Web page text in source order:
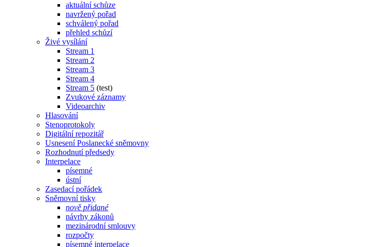
aktuální schůze
navržený pořad
schválený pořad
přehled schůzí
Živé vysílání
Stream 1
Stream 2
Stream 3
Stream 4
Stream 5 (test)
Zvukové záznamy
Videoarchiv
Hlasování
Stenoprotokoly
Digitální repozitář
Usnesení Poslanecké sněmovny
Rozhodnutí předsedy
Interpelace
písemné
ústní
Zasedací pořádek
Sněmovní tisky
nově přidané
návrhy zákonů
mezinárodní smlouvy
rozpočty
písemné interpelace